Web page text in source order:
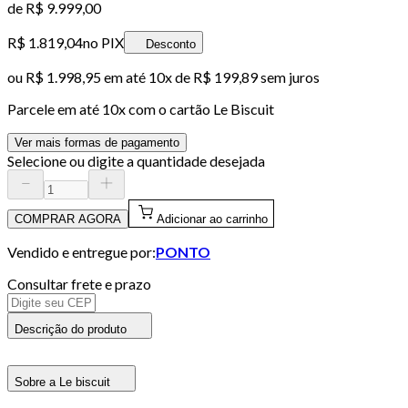
de R$ 9.999,00
R$ 1.819,04no PIX Desconto
ou R$ 1.998,95em até 10x de R$ 199,89 sem juros
Parcele em até 10x com o cartão Le Biscuit
Ver mais formas de pagamento
Selecione ou digite a quantidade desejada
COMPRAR AGORA Adicionar ao carrinho
Vendido e entregue por:PONTO
Consultar frete e prazo
Descrição do produto
Sobre a Le biscuit